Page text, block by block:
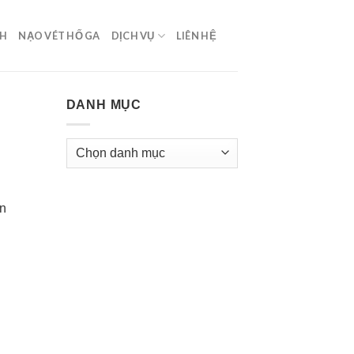
NẠO VÉT HỐ GA DỊCH VỤ LIÊN HỆ
DANH MỤC
Danh
mục